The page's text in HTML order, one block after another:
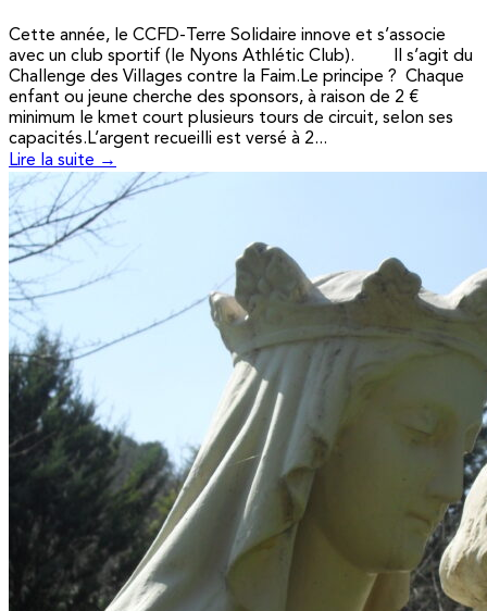
Cette année, le CCFD-Terre Solidaire innove et s’associe
avec un club sportif (le Nyons Athlétic Club). Il s’agit du
Challenge des Villages contre la Faim.Le principe ? Chaque
enfant ou jeune cherche des sponsors, à raison de 2 €
minimum le kmet court plusieurs tours de circuit, selon ses
capacités.L’argent recueilli est versé à 2...
Lire la suite →